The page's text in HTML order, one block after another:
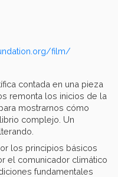
film/
contada en una pieza
remonta los inicios de la
mostrarnos cómo
complejo. Un
los principios básicos
el comunicador climático
fundamentales